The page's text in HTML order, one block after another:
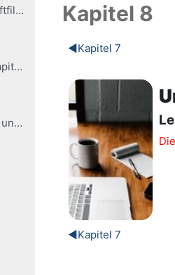
https://ilearn.th-deg.de/draftfile.php/692662/...
Gliederung des Kurses - Kapitelübersicht
Hinweise zu den Dozenten und Autoren
Kapitel 8
Perfilado
◀︎Kapitel 7
◀︎Kapitel 7